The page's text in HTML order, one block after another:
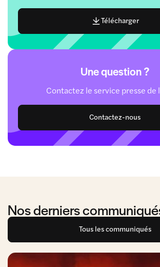
Télécharger
Une question ?
Contactez le service presse de
Contactez-nous
Nos derniers
Tous les communiqués